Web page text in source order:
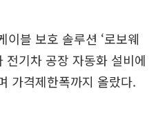
블 보호 솔루션 ‘로보웨
전기차 공장 자동화 설비에
가격제한폭까지 올랐다.